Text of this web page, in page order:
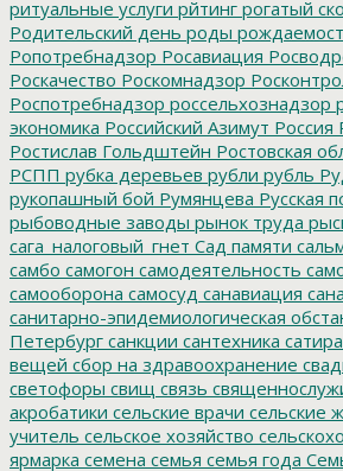
ритуальные услуги рйтинг рогатый
Родительский день роды
Ропотребнадзор Росавиация
Роскачество Роскомнадзор
Роспотребнадзор россельхознадзор
экономика Российский Азимут Россия
Ростислав Гольдштейн Ростовская
РСПП рубка деревьев рубли рубль
рукопашный бой Румянцева Русская
рыбоводные заводы рынок труда
сага_налоговый_гнет Сад памяти
самбо самогон самодеятельность
самооборона самосуд санавиация
санитарно-эпидемиологическая
Петербург санкции сантехника сатира
вещей сбор на здравоохранение
светофоры свищ связь
акробатики сельские врачи сельские
учитель сельское хозяйство
ярмарка семена семья семья года